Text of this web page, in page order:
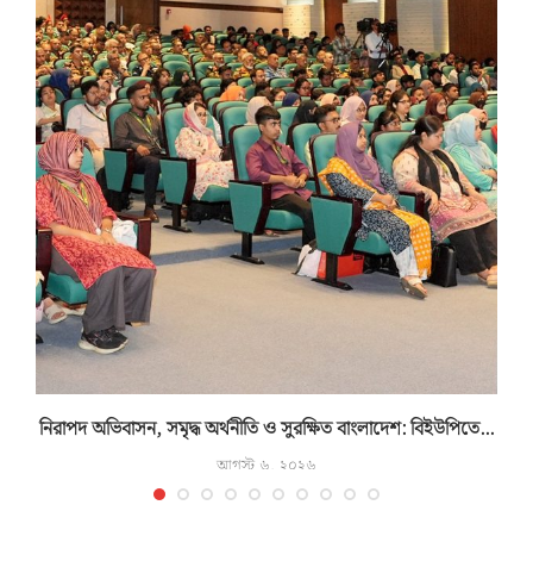
নিরাপদ অভিবাসন, সমৃদ্ধ অর্থনীতি ও সুরক্ষিত বাংলাদেশ: বিইউপিতে...
আগস্ট ৬, ২০২৬